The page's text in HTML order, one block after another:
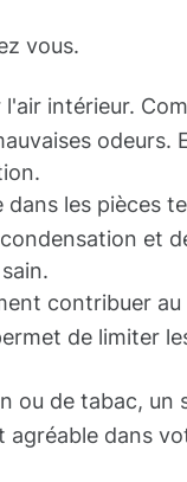
vous.
intérieur.
les pièces
et
contribuer
de limiter
ou de tabac,
dans